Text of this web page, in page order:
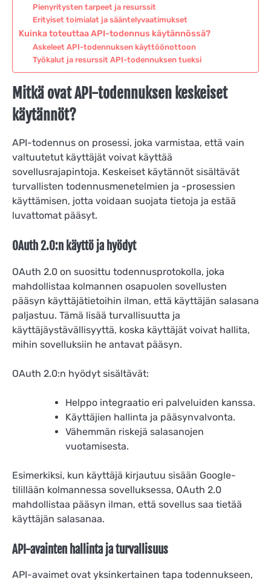
Pienyritysten tarpeet ja resurssit
Erityiset toimialat ja sääntelyvaatimukset
Kuinka toteuttaa API-todennus käytännössä?
Askeleet API-todennuksen käyttöönottoon
Työkalut ja resurssit API-todennuksen tueksi
Mitkä ovat API-todennuksen keskeiset
käytännöt?
API-todennus on prosessi, joka varmistaa, että vain
valtuutetut käyttäjät voivat käyttää
sovellusrajapintoja. Keskeiset käytännöt sisältävät
turvallisten todennusmenetelmien ja -prosessien
käyttämisen, jotta voidaan suojata tietoja ja estää
luvattomat pääsyt.
OAuth 2.0:n käyttö ja hyödyt
OAuth 2.0 on suosittu todennusprotokolla, joka
mahdollistaa kolmannen osapuolen sovellusten
pääsyn käyttäjätietoihin ilman, että käyttäjän salasana
paljastuu. Tämä lisää turvallisuutta ja
käyttäjäystävällisyyttä, koska käyttäjät voivat hallita,
mihin sovelluksiin he antavat pääsyn.
OAuth 2.0:n hyödyt sisältävät:
Helppo integraatio eri palveluiden kanssa.
Käyttäjien hallinta ja pääsynvalvonta.
Vähemmän riskejä salasanojen
vuotamisesta.
Esimerkiksi, kun käyttäjä kirjautuu sisään Google-
tilillään kolmannessa sovelluksessa, OAuth 2.0
mahdollistaa pääsyn ilman, että sovellus saa tietää
käyttäjän salasanaa.
API-avainten hallinta ja turvallisuus
API-avaimet ovat yksinkertainen tapa todennukseen,